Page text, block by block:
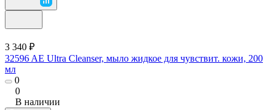
3 340 ₽
32596 AE Ultra Cleanser, мыло жидкое для чувствит. кожи, 200
мл
0
0
В наличии